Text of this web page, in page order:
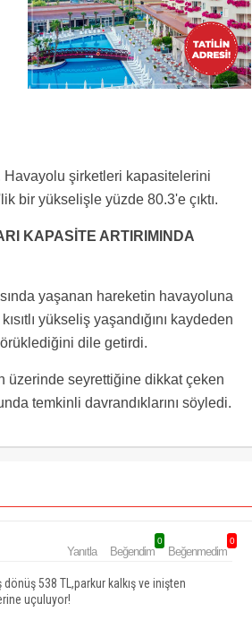
Havayolu şirketleri kapasitelerini
bir yükselişle yüzde 80.3'e çıktı.
KAPASİTE ARTIRIMINDA
yaşanan hareketin havayoluna
yükseliş yaşandığını kaydeden
dile getirdi.
üzerinde seyrettiğine dikkat çeken
temkinli davrandıklarını söyledi.
Yanıtla Beğendim
0
Beğenmedim
0
538 TL,parkur kalkış ve inişten
uçuluyor!